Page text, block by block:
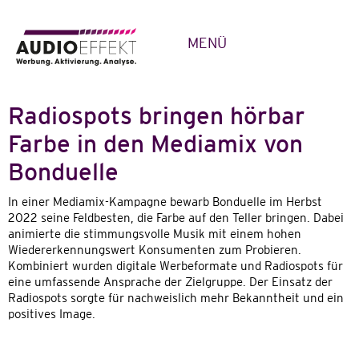
MENÜ
Radiospots bringen hörbar
Farbe in den Mediamix von
Bonduelle
In einer Mediamix-Kampagne bewarb Bonduelle im Herbst
2022 seine Feldbesten, die Farbe auf den Teller bringen. Dabei
animierte die stimmungsvolle Musik mit einem hohen
Wiedererkennungswert Konsumenten zum Probieren.
Kombiniert wurden digitale Werbeformate und Radiospots für
eine umfassende Ansprache der Zielgruppe. Der Einsatz der
Radiospots sorgte für nachweislich mehr Bekanntheit und ein
positives Image.